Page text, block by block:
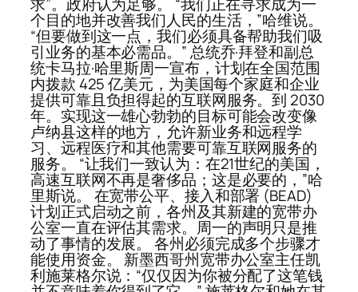
求”。政府认为足够。 “我们正在寻求成为一
个目的地并改善我们人民的生活，”哈维说。
“但要做到这一点，我们必须具备帮助我们吸
引业务的基本必需品。” 总统乔·拜登和副总
统卡马拉·哈里斯周一宣布，计划在全国范围
内拨款 425 亿美元，为美国每个家庭和企业
提供可靠且负担得起的互联网服务。到 2030
年。实现这一雄心勃勃的目标可能会改变像
卢纳县这样的地方，允许新业务和远程学
习、远程医疗和其他需要可靠互联网服务的
服务。 “让我们一致认为：在21世纪的美国，
高速互联网不再是奢侈品；这是必要的，”哈
里斯说。 在宽带公平、接入和部署 (BEAD)
计划正式启动之前，各州及其新建的宽带办
公室一直在评估其需求。周一的声明只是推
动了事情的发展。 各州必须完成多个步骤才
能使用资金。 新墨西哥州宽带办公室主任凯
利施莱格尔说：“仅仅因为你被分配了这笔钱